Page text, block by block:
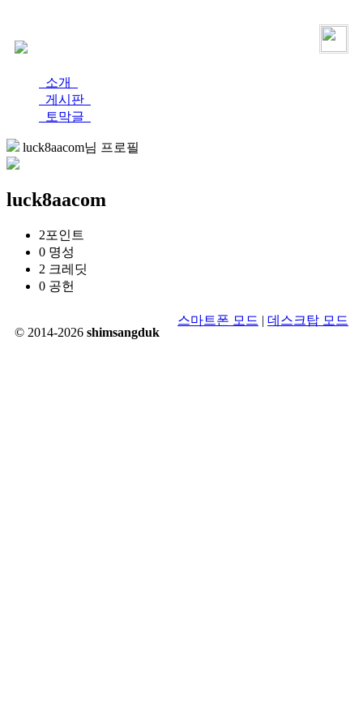
소개
게시판
토막글
luck8aacom님 프로필
luck8aacom
2포인트
0 명성
2 크레딧
0 공헌
© 2014-2026 shimsangduk
스마트폰 모드 | 데스크탑 모드